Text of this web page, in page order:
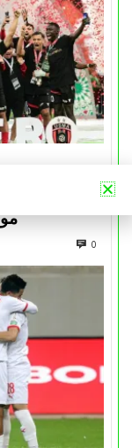
التتويج
0